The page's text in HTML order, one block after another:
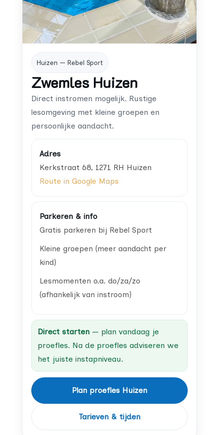
Huizen — Rebel Sport
Zwemles Huizen
Direct instromen mogelijk. Rustige
lesomgeving met kleine groepen en
persoonlijke aandacht.
Adres
Kerkstraat 68, 1271 RH Huizen
Route in Google Maps
Parkeren & info
Gratis parkeren bij Rebel Sport
Kleine groepen (meer aandacht per
kind)
Lesmomenten o.a. do/za/zo
(afhankelijk van instroom)
Direct starten — plan vandaag je
proefles. Na de proefles adviseren we
het juiste instapniveau.
Plan proefles Huizen
Tarieven & tijden